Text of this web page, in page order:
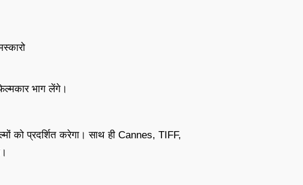
भाग लेंगे।
को प्रदर्शित करेगा। साथ ही Cannes, TIFF,